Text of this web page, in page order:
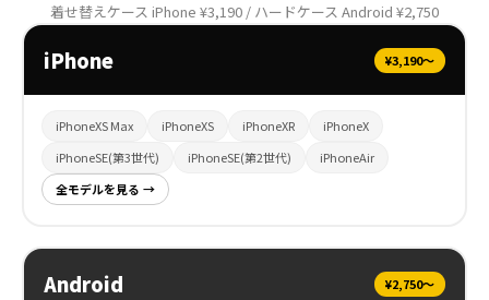
着せ替えケース iPhone ¥3,190 / ハードケース Android ¥2,750
iPhone ¥3,190〜
iPhoneXS Max iPhoneXS iPhoneXR
iPhoneX
iPhoneSE(第3世代)
iPhoneSE(第2世代)
iPhoneAir
全モデルを見る →
Android ¥2,750〜